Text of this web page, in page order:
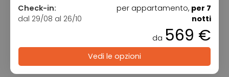
Check-in:
dal 29/08 al 26/10
per appartamento, per 7
notti
da 569 €
Vedi le opzioni